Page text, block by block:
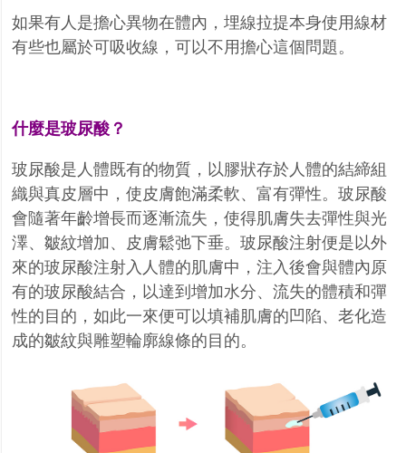
如果有人是擔心異物在體內，埋線拉提本身使用線材
有些也屬於可吸收線，可以不用擔心這個問題。
什麼是玻尿酸？
玻尿酸是人體既有的物質，以膠狀存於人體的結締組
織與真皮層中，使皮膚飽滿柔軟、富有彈性。玻尿酸
會隨著年齡增長而逐漸流失，使得肌膚失去彈性與光
澤、皺紋增加、皮膚鬆弛下垂。玻尿酸注射便是以外
來的玻尿酸注射入人體的肌膚中，注入後會與體內原
有的玻尿酸結合，以達到增加水分、流失的體積和彈
性的目的，如此一來便可以填補肌膚的凹陷、老化造
成的皺紋與雕塑輪廓線條的目的。